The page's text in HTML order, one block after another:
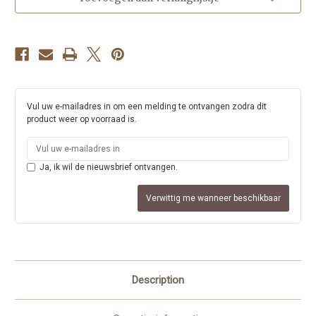
Vul uw e-mailadres in om een melding te ontvangen zodra dit
product weer op voorraad is.
Ja, ik wil de nieuwsbrief ontvangen.
Verwittig me wanneer beschikbaar
Description